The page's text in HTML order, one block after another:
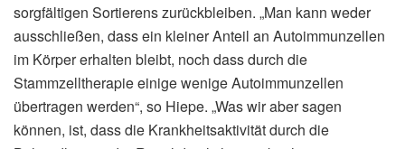
sorgfältigen Sortierens zurückbleiben. „Man kann weder
ausschließen, dass ein kleiner Anteil an Autoimmunzellen
im Körper erhalten bleibt, noch dass durch die
Stammzelltherapie einige wenige Autoimmunzellen
übertragen werden“, so Hiepe. „Was wir aber sagen
können, ist, dass die Krankheitsaktivität durch die